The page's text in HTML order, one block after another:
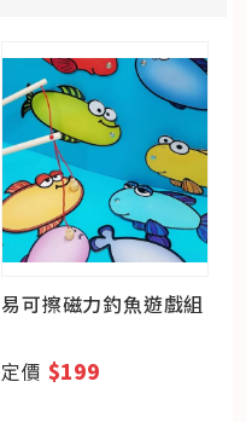
易可擦磁力釣魚遊戲組
定價 $199